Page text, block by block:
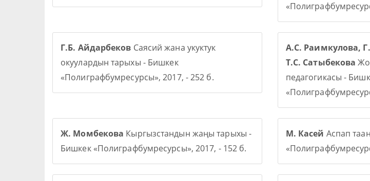
Г.Б. Айдарбеков Саясий жана укуктук
окуулардын тарыхы - Бишкек
«Полиграфбумресурсы», 2017, - 252 б.
А.С. Раимкулова,
Т.С. Сатыбекова
педагогикасы -
Ж. Момбекова Кыргызстандын жаңы тарыхы -
Бишкек «Полиграфбумресурсы», 2017, - 152 б.
М. Касей Аспап